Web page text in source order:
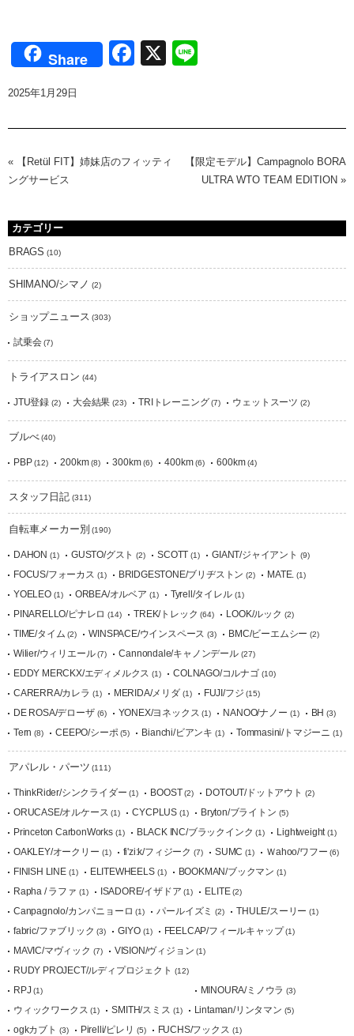
Share Facebook
X
2025年1月29日
«
【Retül FIT】姉妹店のフィッティ
ングサービス
【限定モデル】Campagnolo BORA
ULTRA WTO TEAM EDITION »
カテゴリー
BRAGS (10)
SHIMANO/シマノ (2)
ショップニュース (303)
試乗会(7)
トライアスロン (44)
JTU登録 (2) 大会結果 (23) TRIトレーニング (7) ウェットスーツ (2)
ブルべ(40)
PBP(12) 200km(8) 300km(6) 400km(6) 600km(4)
スタッフ日記(311)
自転車メーカー別 (190)
DAHON (1) GUSTO/グスト (2) SCOTT (1) GIANT/ジャイアント (9)
FOCUS/フォーカス (1) BRIDGESTONE/ブリヂストン (2) MATE. (1)
YOELEO(1) ORBEA/オルベア (1) Tyrell/タイレル(1)
PINARELLO/ピナレロ (14) TREK/トレック (64) LOOK/ルック (2)
TIME/タイム (2) WINSPACE/ウインスペース (3) BMC/ビーエムシー (2)
Wilier/ウィリエール(7) Cannondale/キャノンデール(27)
EDDY MERCKX/エディメルクス (1) COLNAGO/コルナゴ (10)
CARERRA/カレラ (1) MERIDA/メリダ (1) FUJI/フジ (15)
DE ROSA/デローザ (6) YONEX/ヨネックス (1) NANOO/ナノー (1) BH (3)
Tern (8) CEEPO/シーポ (5) Bianchi/ビアンキ (1) Tommasini/トマジーニ (1)
アパレル・パーツ (111)
ThinkRider/シンクライダー (1) BOOST (2) DOTOUT/ドットアウト (2)
ORUCASE/オルケース (1) CYCPLUS (1) Bryton/ブライトン (5)
Princeton CarbonWorks(1) BLACK INC/ブラックインク (1) Lightweight (1)
OAKLEY/オークリー (1) fi'zi:k/フィジーク (7) SUMC (1) Ｗahoo/ワフー (6)
FINISH LINE (1) ELITEWHEELS(1) BOOKMAN/ブックマン (1)
Rapha / ラファ (1) ISADORE/イザドア (1) ELITE (2)
Canpagnolo/カンパニョーロ (1) パールイズミ (2) THULE/スーリー (1)
fabric/ファブリック (3) GIYO(1) FEELCAP/フィールキャップ(1)
MAVIC/マヴィック (7) VISION/ヴィジョン (1)
RUDY PROJECT/ルディプロジェクト (12)
RPJ (1) MINOURA/ミノウラ (3)
ウィックワークス (1) SMITH/スミス (1) Lintaman/リンタマン (5)
ogkカブト (3) Pirelli/ピレリ (5) FUCHS/フックス (1)